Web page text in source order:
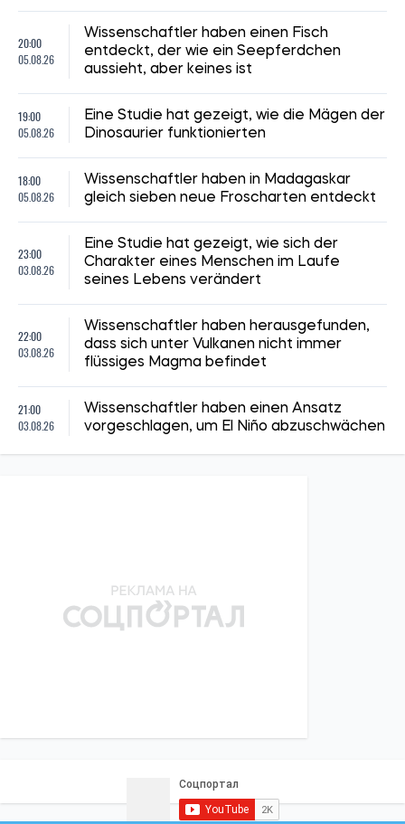
20:00
05.08.26
Wissenschaftler haben einen Fisch
entdeckt, der wie ein Seepferdchen
aussieht, aber keines ist
19:00
05.08.26
Eine Studie hat gezeigt, wie die Mägen der
Dinosaurier funktionierten
18:00
05.08.26
Wissenschaftler haben in Madagaskar
gleich sieben neue Froscharten entdeckt
23:00
03.08.26
Eine Studie hat gezeigt, wie sich der
Charakter eines Menschen im Laufe
seines Lebens verändert
22:00
03.08.26
Wissenschaftler haben herausgefunden,
dass sich unter Vulkanen nicht immer
flüssiges Magma befindet
21:00
03.08.26
Wissenschaftler haben einen Ansatz
vorgeschlagen, um El Niño abzuschwächen